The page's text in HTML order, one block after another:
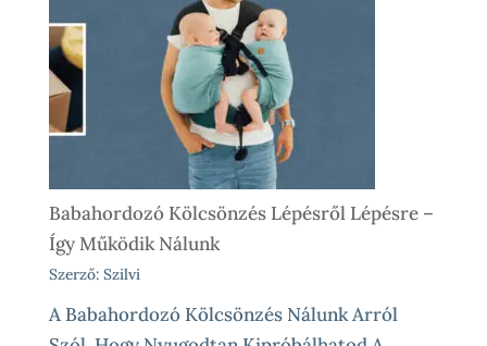
Babahordozó Kölcsönzés Lépésről Lépésre –
Így Működik Nálunk
Szerző: Szilvi
A Babahordozó Kölcsönzés Nálunk Arról